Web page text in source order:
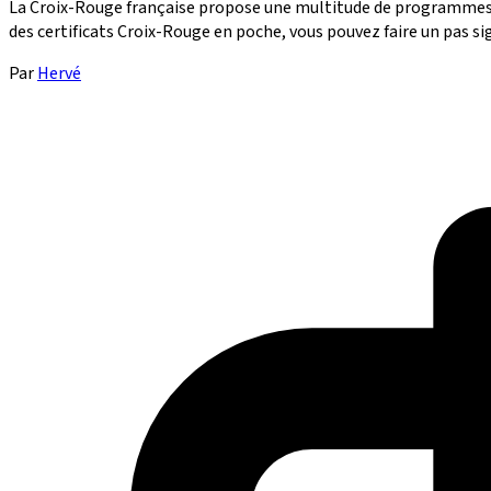
La Croix-Rouge française propose une multitude de
des certificats Croix-Rouge en poche, vous pouvez faire un pas
ParHervé